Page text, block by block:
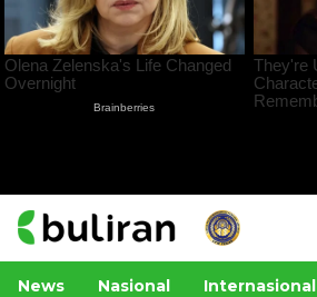
News Nasional Internasional